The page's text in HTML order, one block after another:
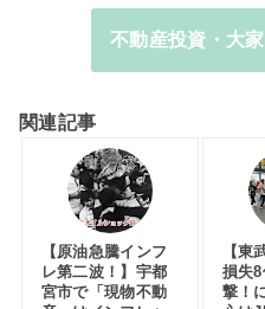
不動産投資・大
関連記事
【原油急騰インフ
レ第二波！】宇都
宮市で「現物不動
【東
損失
撃！